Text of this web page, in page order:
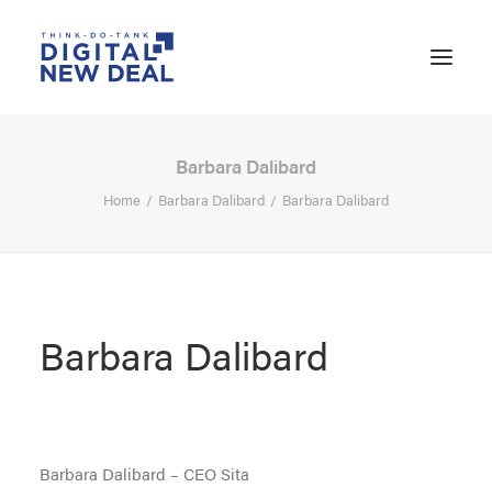
Barbara Dalibard
Home Barbara Dalibard Barbara Dalibard
Barbara Dalibard
Barbara Dalibard – CEO Sita